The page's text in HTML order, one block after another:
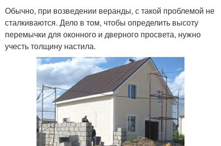
Обычно, при возведении веранды, с такой проблемой не
сталкиваются. Дело в том, чтобы определить высоту
перемычки для оконного и дверного просвета, нужно
учесть толщину настила.